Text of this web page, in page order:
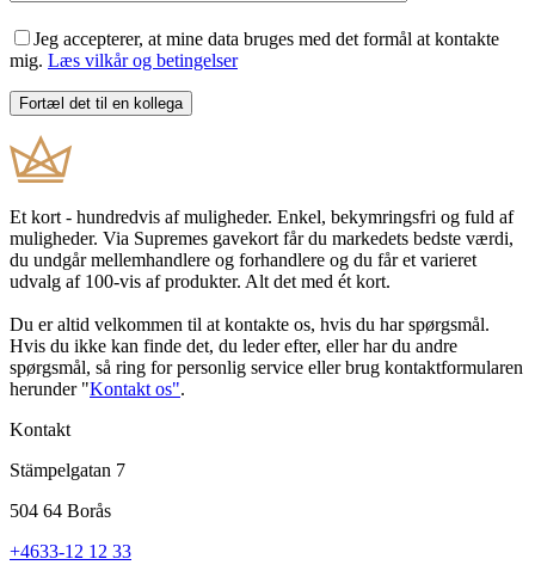
Jeg accepterer, at mine data bruges med det formål at kontakte
mig. Læs vilkår og betingelser
Et kort - hundredvis af muligheder. Enkel, bekymringsfri og fuld af
muligheder. Via Supremes gavekort får du markedets bedste værdi,
du undgår mellemhandlere og forhandlere og du får et varieret
udvalg af 100-vis af produkter. Alt det med ét kort.
Du er altid velkommen til at kontakte os, hvis du har spørgsmål.
Hvis du ikke kan finde det, du leder efter, eller har du andre
spørgsmål, så ring for personlig service eller brug kontaktformularen
herunder "Kontakt os".
Kontakt
Stämpelgatan 7
504 64 Borås
+4633-12 12 33